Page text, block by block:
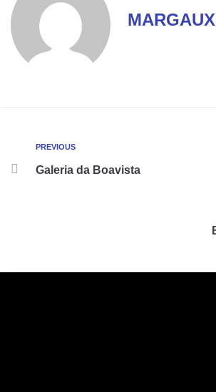
MARGAUX
PREVIOUS
Galeria da Boavista